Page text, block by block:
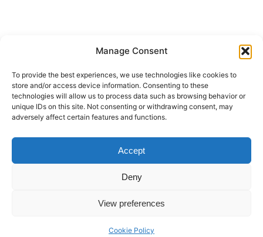
Manage Consent
To provide the best experiences, we use technologies like cookies to
store and/or access device information. Consenting to these
technologies will allow us to process data such as browsing behavior or
unique IDs on this site. Not consenting or withdrawing consent, may
adversely affect certain features and functions.
Accept
Deny
View preferences
Cookie Policy
Artificial Intelligence and Human Creativity
test 20:19
123